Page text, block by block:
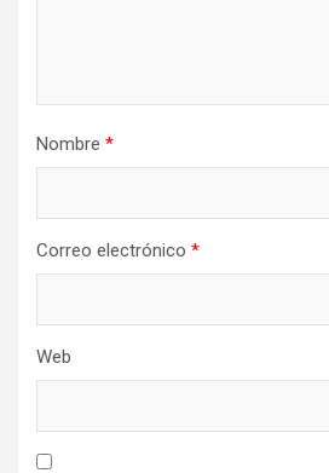
Nombre *
Correo electrónico *
Web